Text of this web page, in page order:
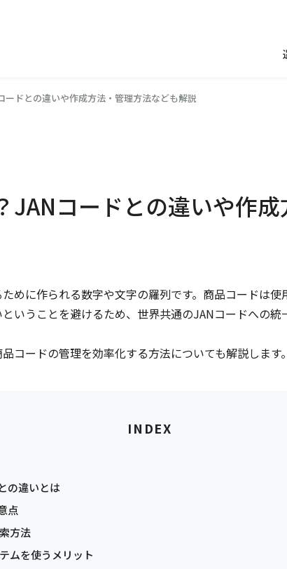
ードとの違いや作成方法・管理方法なども解説
JANコードとの違いや作
めに作られる数字や文字の羅列です。商品コードは
いうことを避けるため、世界共通のJANコードへの統
コードの管理を効率化する方法についても解説します。
INDEX
の違いとは
点
方法
ムを使うメリット